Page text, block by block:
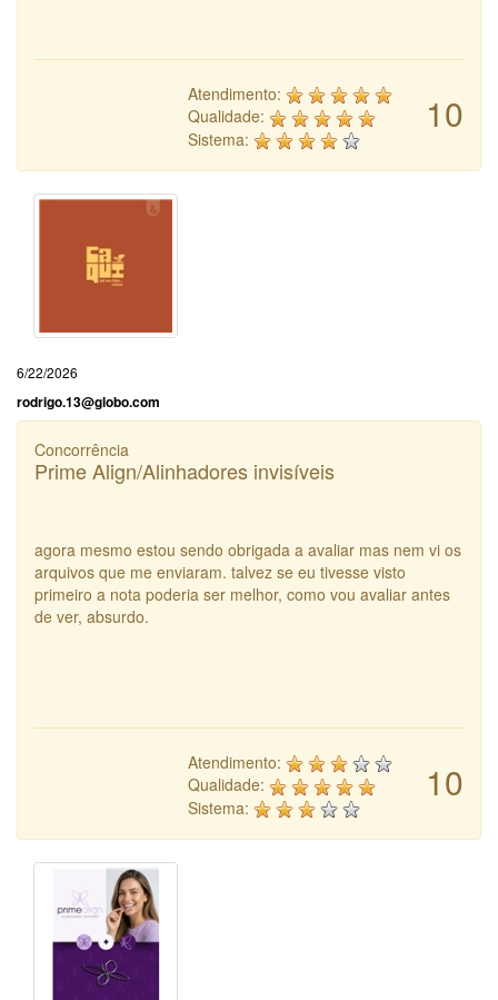
10
Atendimento:
Qualidade:
Sistema:
6/22/2026
rodrigo.13@globo.com
Concorrência
Prime Align/Alinhadores invisíveis
agora mesmo estou sendo obrigada a avaliar mas nem vi os
arquivos que me enviaram. talvez se eu tivesse visto
primeiro a nota poderia ser melhor, como vou avaliar antes
de ver, absurdo.
10
Atendimento:
Qualidade:
Sistema: